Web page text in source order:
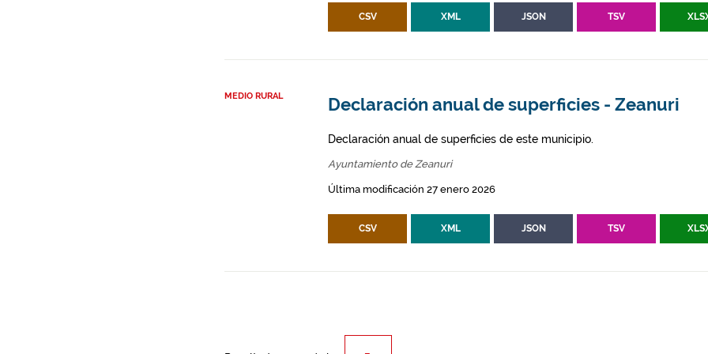
CSV XML JSON TSV
MEDIO RURAL Declaración anual de superficies - Zeanuri
Declaración anual de superficies de este municipio.
Ayuntamiento de Zeanuri
Última modificación 27 enero 2026
CSV XML JSON TSV